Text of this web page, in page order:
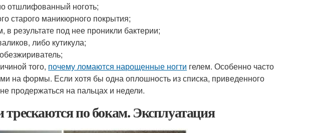
отшлифованный ноготь;
старого маникюрного покрытия;
результате под нее проникли бактерии;
либо кутикула;
того, почему ломаются нарощенные ногти гелем. Особенно часто
на формы. Если хотя бы одна оплошность из списка, приведенного
продержаться на пальцах и недели.
по бокам. Эксплуатация